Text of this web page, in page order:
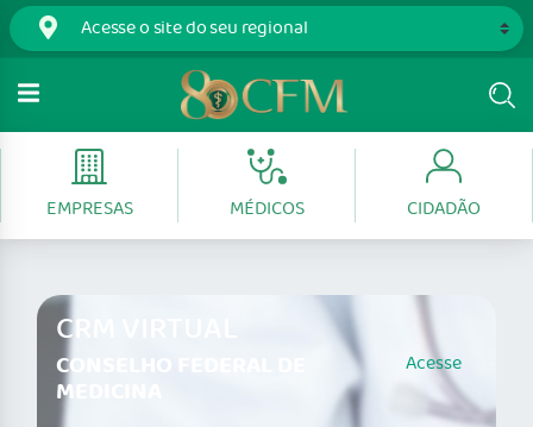
EMPRESAS MÉDICOS CIDADÃO
CRM VIRTUAL
CONSELHO FEDERAL DE
MEDICINA
Acesse